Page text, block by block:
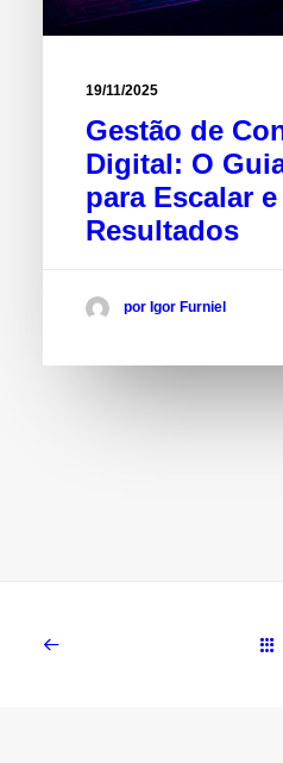
19/11/2025
Gestão de
Digital: O
para Escalar
Resultados
por Igor Furniel